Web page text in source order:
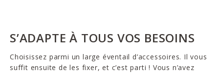
S’ADAPTE À TOUS VOS BESOINS
Choisissez parmi un large éventail d’accessoires. Il vous
suffit ensuite de les fixer, et c’est parti ! Vous n’avez